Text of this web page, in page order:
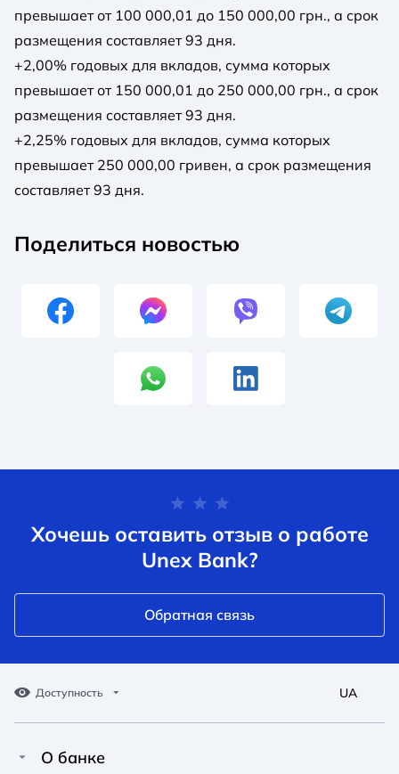
превышает от 100 000,01 до 150 000,00 грн., а срок
размещения составляет 93 дня.
+2,00% годовых для вкладов, сумма которых
превышает от 150 000,01 до 250 000,00 грн., а срок
размещения составляет 93 дня.
+2,25% годовых для вкладов, сумма которых
превышает 250 000,00 гривен, а срок размещения
составляет 93 дня.
Поделиться новостью
Хочешь оставить отзыв о работе
Unex Bank?
Обратная связь
Доступность UA
О банке